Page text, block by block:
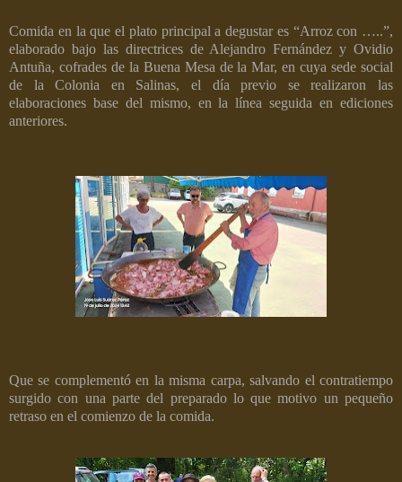
Comida en la que el plato principal a degustar es “Arroz con …..”,
elaborado bajo las directrices de Alejandro Fernández y Ovidio
Antuña, cofrades de la Buena Mesa de la Mar, en cuya sede social
de la Colonia en Salinas, el día previo se realizaron las
elaboraciones base del mismo, en la línea seguida en ediciones
anteriores.
Que se complementó en la misma carpa, salvando el contratiempo
surgido con una parte del preparado lo que motivo un pequeño
retraso en el comienzo de la comida.